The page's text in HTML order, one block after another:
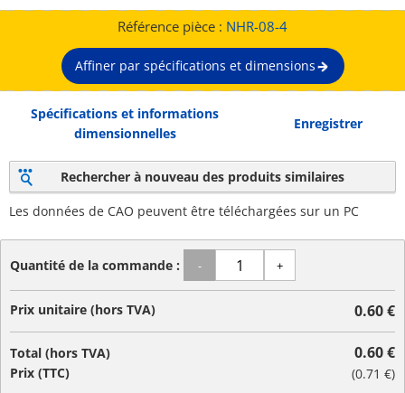
Référence pièce : NHR-08-4
Affiner par spécifications et dimensions
Spécifications et informations
dimensionnelles
Enregistrer
Rechercher à nouveau des produits similaires
Les données de CAO peuvent être téléchargées sur un PC
Quantité de la commande : - +
Prix unitaire (hors TVA) 0.60 €
Total (hors TVA)
Prix (TTC)
0.60 €
(0.71 €)